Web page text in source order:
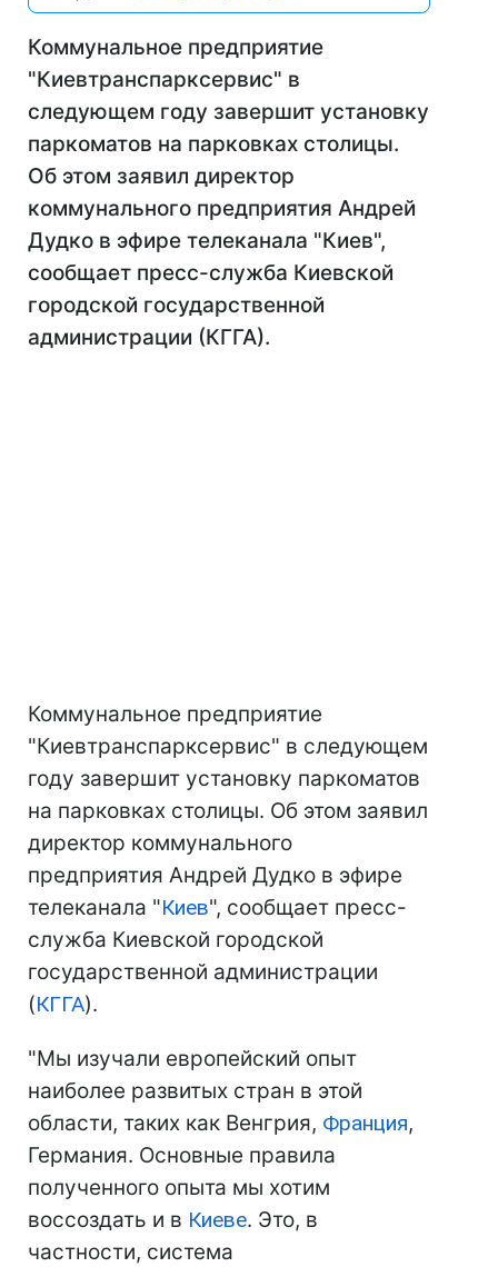
Коммунальное предприятие
"Киевтранспарксервис" в
следующем году завершит установку
паркоматов на парковках столицы.
Об этом заявил директор
коммунального предприятия Андрей
Дудко в эфире телеканала "Киев",
сообщает пресс-служба Киевской
городской государственной
администрации (КГГА).
Коммунальное предприятие
"Киевтранспарксервис" в следующем
году завершит установку паркоматов
на парковках столицы. Об этом заявил
директор коммунального
предприятия Андрей Дудко в эфире
телеканала "Киев", сообщает пресс-
служба Киевской городской
государственной администрации
(КГГА).
"Мы изучали европейский опыт
наиболее развитых стран в этой
области, таких как Венгрия, Франция,
Германия. Основные правила
полученного опыта мы хотим
воссоздать и в Киеве. Это, в
частности, система